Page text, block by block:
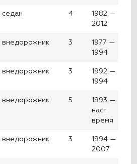
седан 4
1982 —
2012
внедорожник 3
1977 —
1994
внедорожник 3
1992 —
1994
внедорожник 5
1993 —
наст.
время
внедорожник 3
1994 —
2007